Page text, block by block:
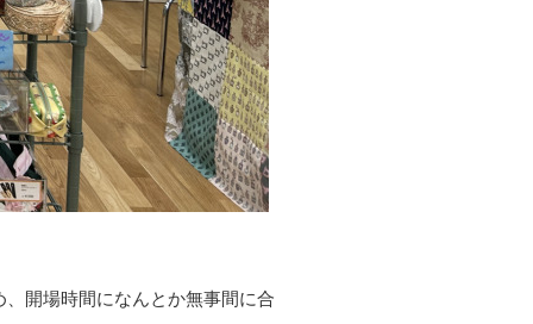
開場時間になんとか無事間に合